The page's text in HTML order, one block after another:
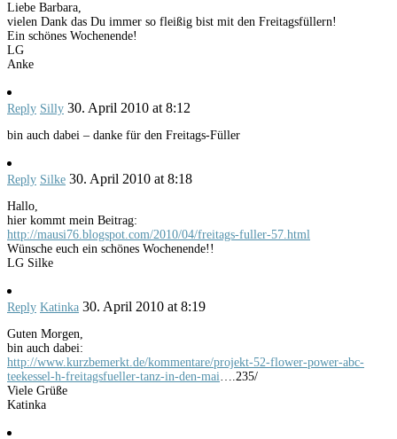
Liebe Barbara,
vielen Dank das Du immer so fleißig bist mit den Freitagsfüllern!
Ein schönes Wochenende!
LG
Anke
Reply Silly 30. April 2010 at 8:12
bin auch dabei – danke für den Freitags-Füller
Reply Silke 30. April 2010 at 8:18
Hallo,
hier kommt mein Beitrag:
http://mausi76.blogspot.com/2010/04/freitags-fuller-57.html
Wünsche euch ein schönes Wochenende!!
LG Silke
Reply Katinka 30. April 2010 at 8:19
Guten Morgen,
bin auch dabei:
http://www.kurzbemerkt.de/kommentare/projekt-52-flower-power-abc-
teekessel-h-freitagsfueller-tanz-in-den-mai….235/
Viele Grüße
Katinka